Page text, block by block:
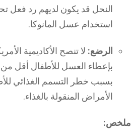
النحل قد يكون لديهم رد فعل
استخدام عسل المانوكا.
الرضع: لا تنصح الأكاديمية
بإعطاء العسل للأطفال أقل
بسبب خطر التسمم الغذائي
الأمراض المنقولة بالغذاء.
ملخص: